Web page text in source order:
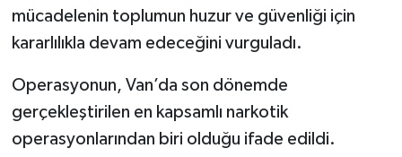
mücadelenin toplumun huzur ve güvenliği için
kararlılıkla devam edeceğini vurguladı.
Operasyonun, Van’da son dönemde
gerçekleştirilen en kapsamlı narkotik
operasyonlarından biri olduğu ifade edildi.